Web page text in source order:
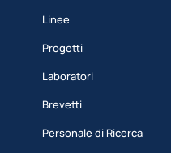
Linee
Progetti
Laboratori
Brevetti
Personale di Ricerca